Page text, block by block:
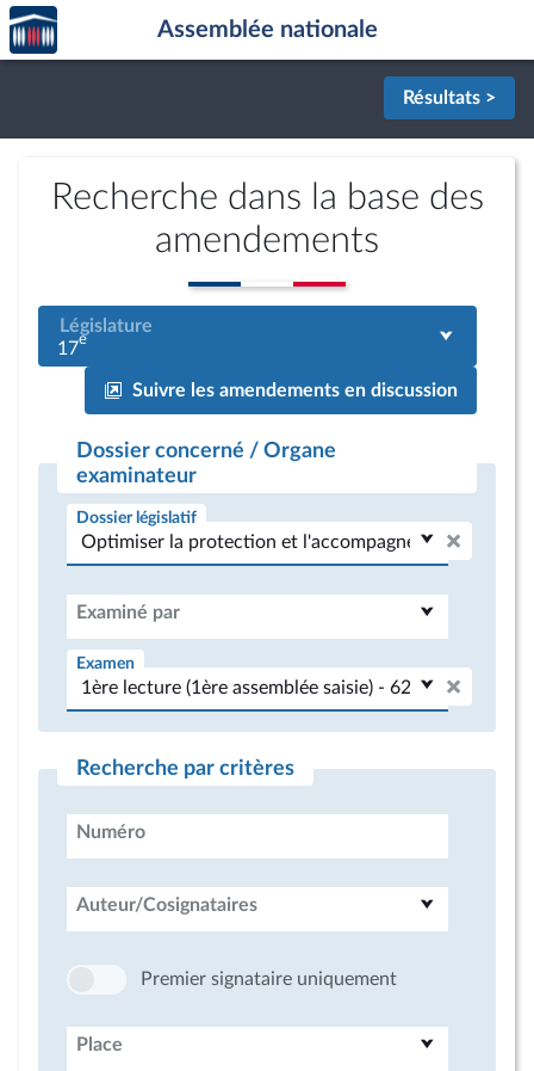
Aller au contenu
Aller en bas de la page
Accèder
à la
page
Assemblée nationale
Résultats >
Recherche dans la base des
amendements
Législature
17e
Suivre les amendements en discussion
Dossier concerné / Organe
examinateur
Dossier législatif
Examiné par
Examen
Recherche par critères
Numéro
Auteur/Cosignataires
Premier signataire uniquement
Place